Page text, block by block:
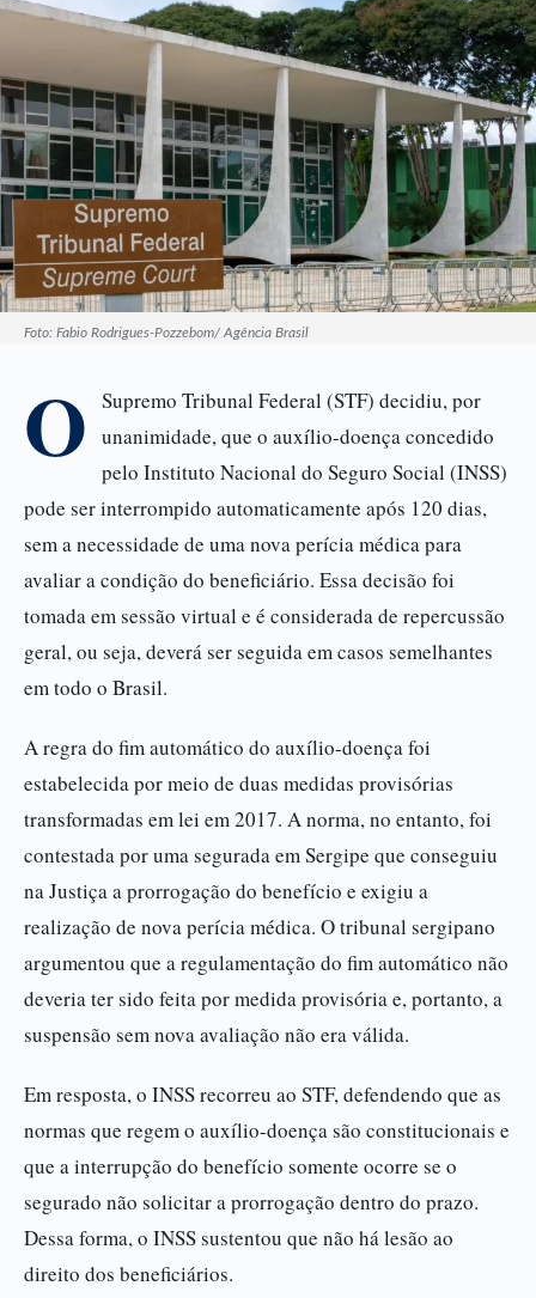
Foto: Fabio Rodrigues-Pozzebom/ Agência Brasil
O
Supremo Tribunal Federal (STF) decidiu, por
unanimidade, que o auxílio-doença concedido
pelo Instituto Nacional do Seguro Social (INSS)
pode ser interrompido automaticamente após 120 dias,
sem a necessidade de uma nova perícia médica para
avaliar a condição do beneficiário. Essa decisão foi
tomada em sessão virtual e é considerada de repercussão
geral, ou seja, deverá ser seguida em casos semelhantes
em todo o Brasil.
A regra do fim automático do auxílio-doença foi
estabelecida por meio de duas medidas provisórias
transformadas em lei em 2017. A norma, no entanto, foi
contestada por uma segurada em Sergipe que conseguiu
na Justiça a prorrogação do benefício e exigiu a
realização de nova perícia médica. O tribunal sergipano
argumentou que a regulamentação do fim automático não
deveria ter sido feita por medida provisória e, portanto, a
suspensão sem nova avaliação não era válida.
Em resposta, o INSS recorreu ao STF, defendendo que as
normas que regem o auxílio-doença são constitucionais e
que a interrupção do benefício somente ocorre se o
segurado não solicitar a prorrogação dentro do prazo.
Dessa forma, o INSS sustentou que não há lesão ao
direito dos beneficiários.